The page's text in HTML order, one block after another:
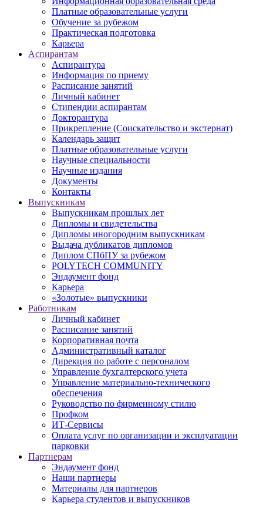
Платные образовательные услуги
Обучение за рубежом
Практическая подготовка
Карьера
Аспирантам
Аспирантура
Информация по приему
Расписание занятий
Личный кабинет
Стипендии аспирантам
Докторантура
Прикрепление (Соискательство и экстернат)
Календарь защит
Платные образовательные услуги
Научные специальности
Научные издания
Документы
Контакты
Выпускникам
Выпускникам прошлых лет
Дипломы и свидетельства
Дипломы иногородним выпускникам
Выдача дубликатов дипломов
Диплом СПбПУ за рубежом
POLYTECH COMMUNITY
Эндаумент фонд
Карьера
«Золотые» выпускники
Работникам
Личный кабинет
Расписание занятий
Корпоративная почта
Административный каталог
Дирекция по работе с персоналом
Управление бухгалтерского учета
Управление материально-технического
обеспечения
Руководство по фирменному стилю
Профком
ИТ-Сервисы
Оплата услуг по организации и эксплуатации
парковки
Партнерам
Эндаумент фонд
Наши партнеры
Материалы для партнеров
Карьера студентов и выпускников